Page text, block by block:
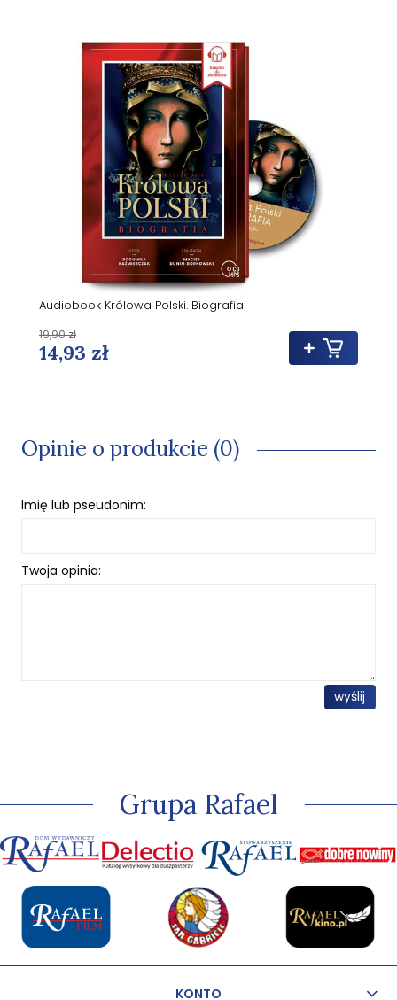
Audiobook Królowa Polski. Biografia
14,93 zł
19,90 zł
Opinie o produkcie (0)
Imię lub pseudonim:
Twoja opinia:
wyślij
Grupa Rafael
KONTO